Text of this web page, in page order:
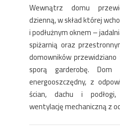
Wewnątrz domu
dzienną, w skład której
i podłużnym oknem –
spiżarnią oraz
domowników
sporą garderobę. Dom
energooszczędny, z
ścian, dachu i
wentylację mechaniczną z